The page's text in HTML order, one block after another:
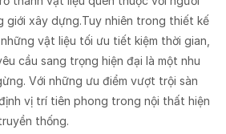
giới xây dựng.Tuy nhiên trong thiết kế
vật liệu tối ưu tiết kiệm thời gian,
cầu sang trọng hiện đại là một nhu
Với những ưu điểm vượt trội sàn
vị trí tiên phong trong nội thất hiện
thống.